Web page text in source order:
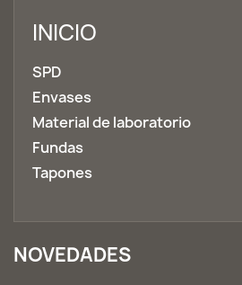
INICIO
SPD
Envases
Material de laboratorio
Fundas
Tapones
NOVEDADES